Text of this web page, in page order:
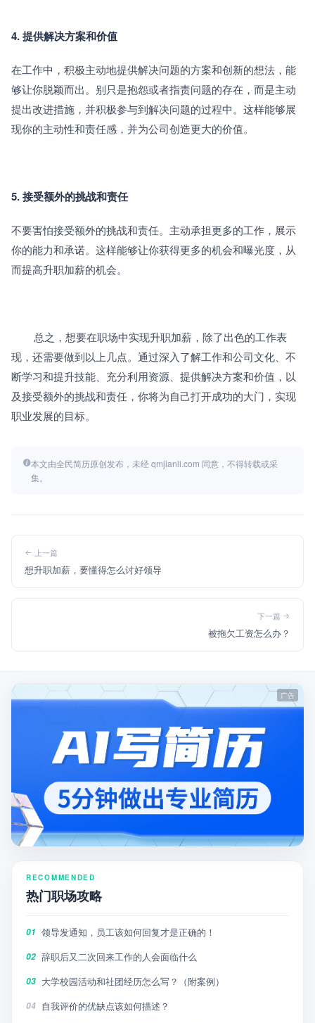
4. 提供解决方案和价值
在工作中，积极主动地提供解决问题的方案和创新的想法，能
够让你脱颖而出。别只是抱怨或者指责问题的存在，而是主动
提出改进措施，并积极参与到解决问题的过程中。这样能够展
现你的主动性和责任感，并为公司创造更大的价值。
5. 接受额外的挑战和责任
不要害怕接受额外的挑战和责任。主动承担更多的工作，展示
你的能力和承诺。这样能够让你获得更多的机会和曝光度，从
而提高升职加薪的机会。
现，还需要做到以上几点。通过深入了解工作和公司文化、不
断学习和提升技能、充分利用资源、提供解决方案和价值，以
及接受额外的挑战和责任，你将为自己打开成功的大门，实现
职业发展的目标。
本文由全民简历原创发布，未经 qmjianli.com 同意，不得转载或采
集。
上一篇
想升职加薪，要懂得怎么讨好领导
下一篇
被拖欠工资怎么办？
RECOMMENDED
热门职场攻略
01 领导发通知，员工该如何回复才是正确的！
02 辞职后又二次回来工作的人会面临什么
03 大学校园活动和社团经历怎么写？（附案例）
04 自我评价的优缺点该如何描述？